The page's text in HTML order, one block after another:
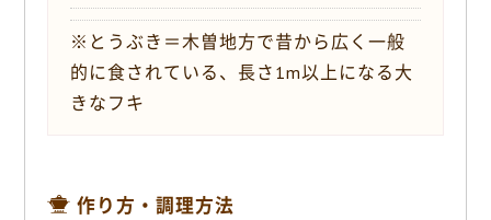
※とうぶき＝木曽地方で昔から広く一般
的に食されている、長さ1m以上になる大
きなフキ
作り方・調理方法